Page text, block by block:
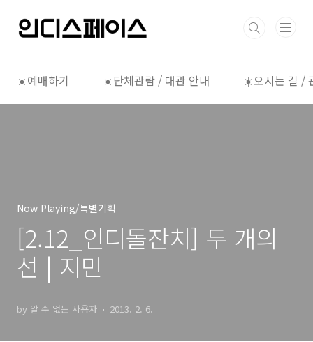
☀️예매하기 ☀️단체관람 / 대관 안내 ☀️오시는 길 /
Now Playing/특별기획
[2.12_인디돌잔치] 두 개의
선 | 지민
by 알 수 없는 사용자 2013. 2. 6.